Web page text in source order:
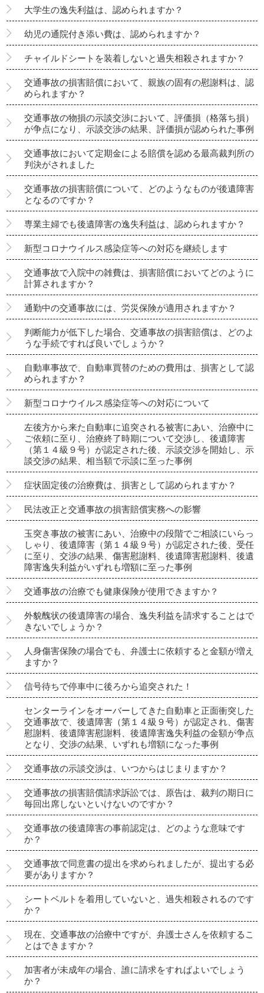
大学生の逸失利益は、認められますか？
幼児の通院付き添い費は、認められますか？
チャイルドシートを装着しないと過失相殺されますか？
交通事故の損害賠償において、親族の固有の慰謝料は、認
められますか？
交通事故の物損の示談交渉において、評価損（格落ち損）
が争点になり、示談交渉の結果、評価損が認められた事例
交通事故において定期金による賠償を認める最高裁判所の
判決がされました
交通事故の損害賠償について、どのようなものが後遺障害
となるのですか？
専業主婦でも後遺障害の逸失利益は、認められますか？
新型コロナウイルス感染症等への対応を継続します
交通事故で入院中の雑費は、損害賠償においてどのように
計算されますか？
通勤中の交通事故には、労災保険が適用されますか？
判断能力が低下した場合、交通事故の損害賠償は、どのよ
うな手続ですれば良いでしょうか？
自動車事故で、自動車買替のための費用は、損害として認
められますか？
新型コロナウイルス感染症等への対応について
左後方から来た自動車に追突される被害にあい、治療中に
ご依頼に至り、治療終了時期について交渉し、後遺障害
（第１４級９号）が認定された後、示談交渉を開始し、示
談交渉の結果、相当額で示談に至った事例
症状固定後の治療費は、損害として認められますか？
民法改正と交通事故の損害賠償実務への影響
玉突き事故の被害にあい、治療中の段階でご相談にいらっ
しゃり、後遺障害（第１４級９号）が認定された後、受任
に至り、交渉の結果、傷害慰謝料、後遺障害慰謝料、後遺
障害逸失利益がいずれも増額に至った事例
交通事故の治療でも健康保険が使用できますか？
外貌醜状の後遺障害の場合、逸失利益を請求することはで
きないでしょうか？
人身傷害保険の場合でも、弁護士に依頼すると金額が増え
ますか？
信号待ちで停車中に後ろから追突された！
センターラインをオーバーしてきた自動車と正面衝突した
交通事故で、後遺障害（第１４級９号）が認定され、傷害
慰謝料、後遺障害慰謝料、後遺障害逸失利益の金額が争点
となり、交渉の結果、いずれも増額になった事例
交通事故の示談交渉は、いつからはじまりますか？
交通事故の損害賠償請求訴訟では、原告は、裁判の期日に
毎回出席しないといけないのですか？
交通事故の後遺障害の事前認定は、どのような意味です
か？
交通事故で同意書の提出を求められましたが、提出する必
要がありますか？
シートベルトを着用していないと、過失相殺されるのです
か？
現在、交通事故の治療中ですが、弁護士さんを依頼するこ
とはできますか？
加害者が未成年の場合、誰に請求をすればよいでしょう
か？